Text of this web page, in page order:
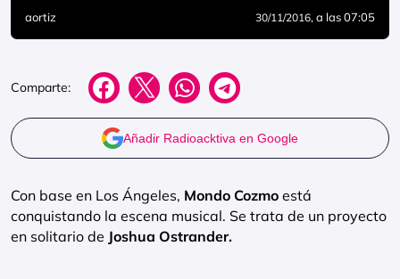
aortiz 30/11/2016, a las 07:05
Comparte:
Añadir Radioacktiva en Google
Con base en Los Ángeles, Mondo Cozmo está
conquistando la escena musical. Se trata de un proyecto
en solitario de Joshua Ostrander.